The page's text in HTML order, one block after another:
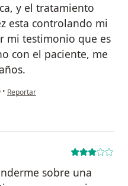
y el tratamiento
esta controlando mi
mi testimonio que es
con el paciente, me
• en opinión del usuario RLLR
Reportar
sobre una